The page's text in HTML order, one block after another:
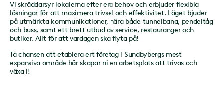
Vi skräddarsyr lokalerna efter era behov och erbjuder flexibla
lösningar för att maximera trivsel och effektivitet. Läget bjuder
på utmärkta kommunikationer, nära både tunnelbana, pendeltåg
och buss, samt ett brett utbud av service, restauranger och
butiker. Allt för att vardagen ska flyta på!
Ta chansen att etablera ert företag i Sundbybergs mest
expansiva område här skapar ni en arbetsplats att trivas och
växa i!